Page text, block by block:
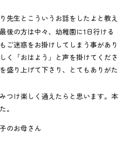
先生とこういうお話をしたよと教え
後の方は中々、幼稚園に1 日行ける
ご迷惑をお掛けしてしまう事があり
く「おはよう」と声を掛けてくださ
盛り上げて下さり、とてもありがた
つけ楽しく通えたらと思います。本
。
お母さん